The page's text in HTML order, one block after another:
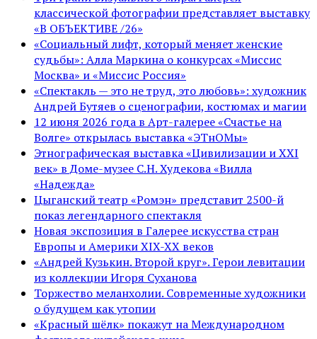
классической фотографии представляет выставку
«В ОБЪЕКТИВЕ /26»
«Социальный лифт, который меняет женские
судьбы»: Алла Маркина о конкурсах «Миссис
Москва» и «Миссис Россия»
«Спектакль — это не труд, это любовь»: художник
Андрей Бутяев о сценографии, костюмах и магии
12 июня 2026 года в Арт-галерее «Счастье на
Волге» открылась выставка «ЭТнОМы»
Этнографическая выставка «Цивилизации и ХХI
век» в Доме-музее С.Н. Худекова «Вилла
«Надежда»
Цыганский театр «Ромэн» представит 2500-й
показ легендарного спектакля
Новая экспозиция в Галерее искусства стран
Европы и Америки XIX-XX веков
«Андрей Кузькин. Второй круг». Герои левитации
из коллекции Игоря Суханова
Торжество меланхолии. Современные художники
о будущем как утопии
«Красный шёлк» покажут на Международном